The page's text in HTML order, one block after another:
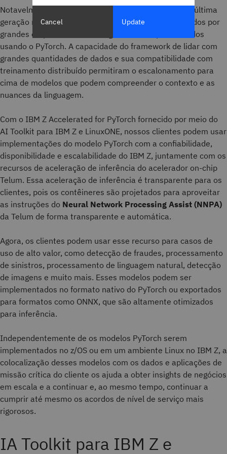
Notavelmente, muitos dos modelos de linguagem de última
geração mais recentes, incluindo aqueles desenvolvidos por
grandes empresas de tecnologia, foram implementados
usando o PyTorch. A capacidade do framework de lidar com
grandes quantidades de dados e sua compatibilidade com
treinamento distribuído permitiram o escalonamento para
cima de modelos que podem compreender o contexto e as
nuances da linguagem.
Com o IBM Z Accelerated for PyTorch fornecido por meio do
AI Toolkit para IBM Z e LinuxONE, nossos clientes podem usar
implementações do modelo PyTorch com a confiabilidade,
disponibilidade e escalabilidade do IBM Z, juntamente com os
recursos de aceleração de inferência do acelerador on-chip
Telum. Essa aceleração de inferência é transparente para os
clientes, pois os contêineres são projetados para aproveitar
as instruções do Neural Network Processing Assist (NNPA)
da Telum de forma transparente e automática.
Agora, os clientes podem usar esse recurso para casos de
uso de alto valor, como detecção de fraudes, processamento
de sinistros, processamento de linguagem natural, detecção
de imagens e muito mais. Esses modelos podem ser
implementados no formato nativo do PyTorch ou exportados
para formatos como ONNX, que são altamente otimizados
para inferência.
Independentemente de os modelos PyTorch serem
implementados no z/OS ou em um ambiente Linux no IBM Z, a
colocalização desses modelos com os dados e aplicações de
missão crítica do cliente os ajuda a obter insights de negócios
em escala e a continuar e, ao mesmo tempo, continuar a
cumprir até mesmo os acordos de nível de serviço mais
rigorosos.
IA Toolkit para IBM Z e
Cancel Update